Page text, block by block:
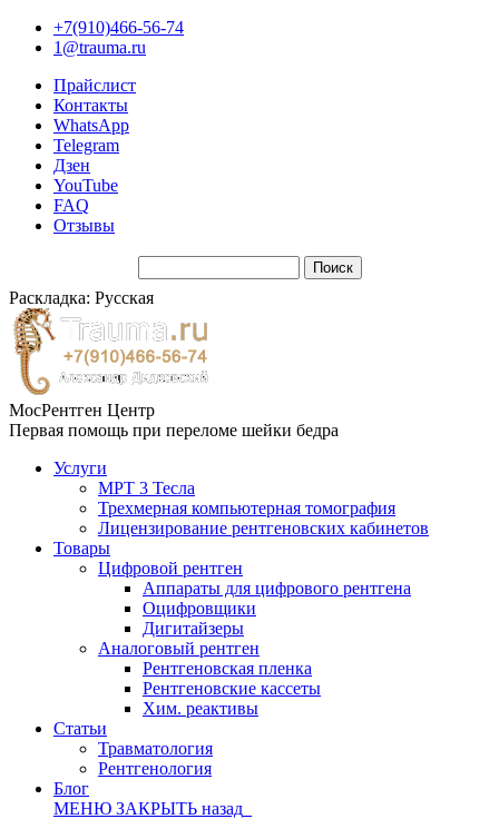
+7(910)466-56-74
1@trauma.ru
Прайслист
Контакты
WhatsApp
Telegram
Дзен
YouTube
FAQ
Отзывы
Раскладка: Русская
МосРентген Центр
Первая помощь при переломе шейки бедра
Услуги
МРТ 3 Тесла
Трехмерная компьютерная томография
Лицензирование рентгеновских кабинетов
Товары
Цифровой рентген
Аппараты для цифрового рентгена
Оцифровщики
Дигитайзеры
Аналоговый рентген
Рентгеновская пленка
Рентгеновские кассеты
Хим. реактивы
Статьи
Травматология
Рентгенология
Блог
МЕНЮ ЗАКРЫТЬ назад